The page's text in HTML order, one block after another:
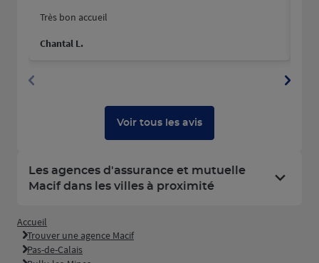
Très bon accueil
Chantal L.
Voir tous les avis
Les agences d'assurance et mutuelle
Macif dans les villes à proximité
Accueil
Trouver une agence Macif
Pas-de-Calais